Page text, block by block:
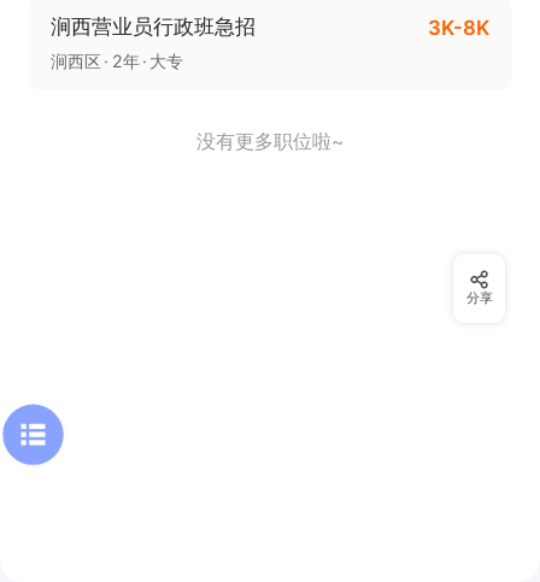
涧西营业员行政班急招 3K-8K
涧西区 2年 大专
没有更多职位啦~
分享